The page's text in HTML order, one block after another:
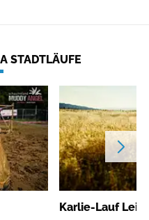
STADTLÄUFE
Karlie-Lauf